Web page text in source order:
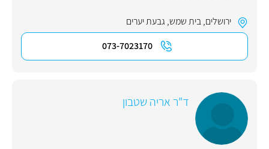
ירושלים,בית שמש, גבעת יערים
073-7023170
ד"ר אריה שטבון